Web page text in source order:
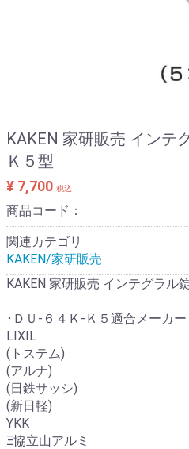
KAKEN 家研販売 インテ
Ｋ５型
¥ 7,700 税込
商品コード：
関連カテゴリ
KAKEN/家研販売
KAKEN 家研販売 インテグラル
･ＤＵ-６４Ｋ-Ｋ５適合メーカー
LIXIL
(トステム)
(アルナ)
(日鉄サッシ)
(新日軽)
YKK
Ξ協立山アルミ